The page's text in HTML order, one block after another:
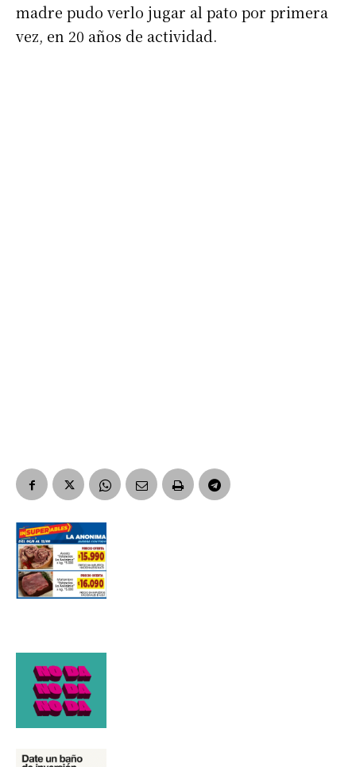
madre pudo verlo jugar al pato por primera
vez, en 20 años de actividad.